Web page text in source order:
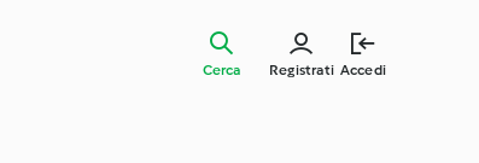
Registrati Accedi
Cerca